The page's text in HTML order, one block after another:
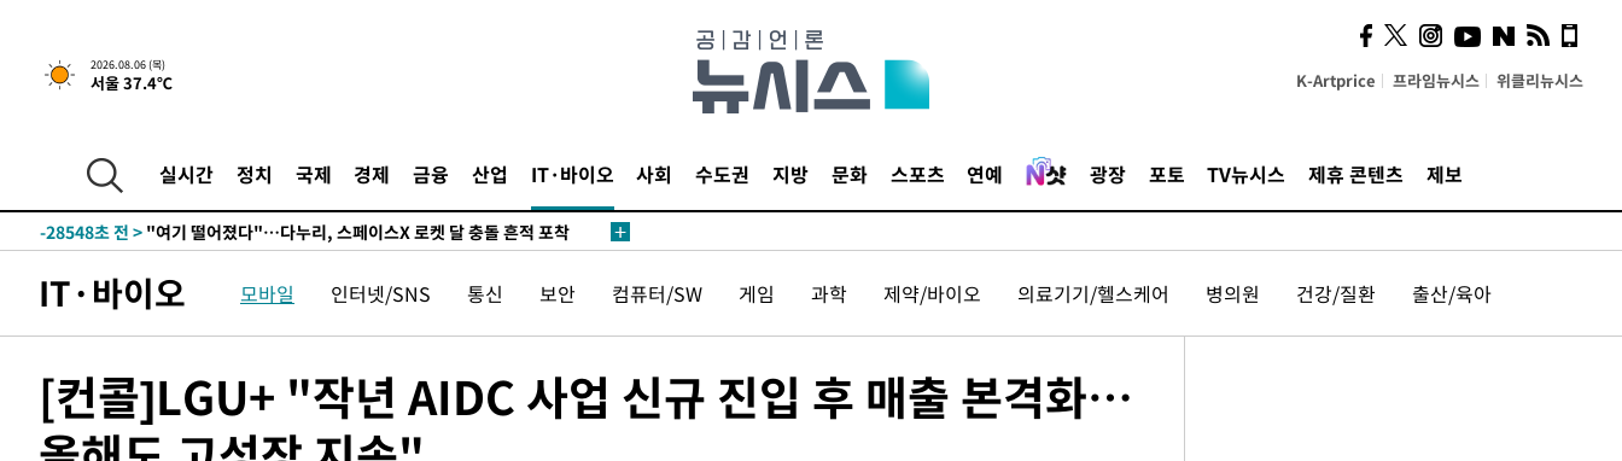
2026.08.06 (목)
서울 37.4℃ K-Artprice 프라임뉴시스 위클리뉴시스
실시간 정치 국제 경제 금융 산업 IT·바이오 사회 수도권 지방 문화 스포츠 연예 광장 포토 TV뉴시스 제휴 콘텐츠 제보
1시간 전 >[속보] 호르무즈 해협 이란-오만 협상 기대속 뉴욕증시 혼조 마감 다우
-31084초 전 >
[속보]코스피, 301.88포인트(4.58%) 내린 6296.38 마감
-30949초 전 >
-28548초 전 > "여기 떨어졌다"…다누리, 스페이스X 로켓 달 충돌 흔적 포착
-18194초 전 > 내일까지 39도 '펄펄'…기상청 "태풍 지나며 폭염 잠시 꺾인다"
-17831초 전 >트럼프, 한국계 진보 주지사 후보 맹공…"공산주의가 최대 위협"
-14329초 전 >
[속보]산업장관 "李정부, 원전 반대 안해…안정 전력 위해 불가피"
-13026초 전 >[속보]경찰, '홍명보 선임 논란' 대한축구협회·축구회관 등 압수수
IT·바이오 모바일 인터넷/SNS 통신 보안 컴퓨터/SW 게임 과학 제약/바이오 의료기기/헬스케어 병의원 건강/질환 출산/육아
[컨콜]LGU+ "작년 AIDC 사업 신규 진입 후 매출 본격화…